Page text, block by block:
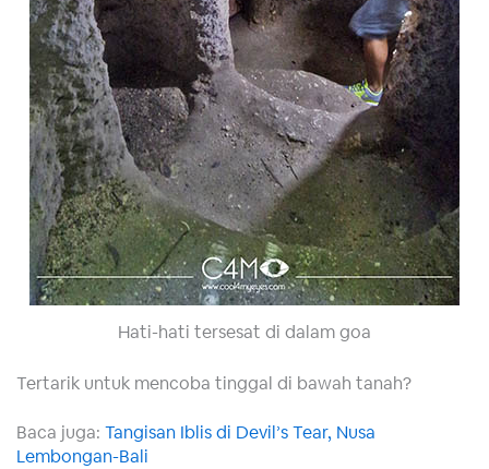
Hati-hati tersesat di dalam goa
Tertarik untuk mencoba tinggal di bawah tanah?
Baca juga: Tangisan Iblis di Devil’s Tear, Nusa
Lembongan-Bali